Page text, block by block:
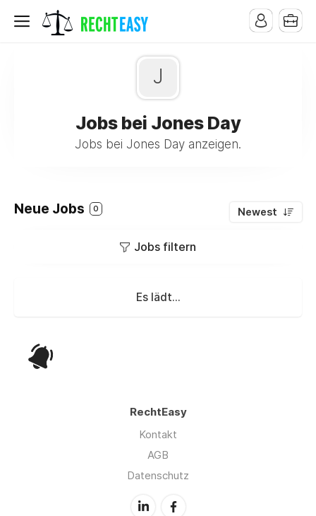
J
Jobs bei Jones Day
Jobs bei Jones Day anzeigen.
Neue Jobs 0 Newest
Jobs filtern
Es lädt...
RechtEasy
Kontakt
AGB
Datenschutz